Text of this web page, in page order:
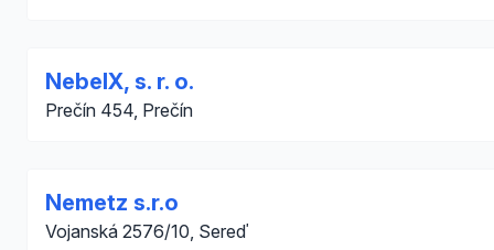
NebelX, s. r. o.
Prečín 454, Prečín
Nemetz s.r.o
Vojanská 2576/10, Sereď